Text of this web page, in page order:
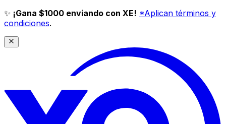
✨ ¡Gana $1000 enviando con XE! *Aplican términos y
condiciones.